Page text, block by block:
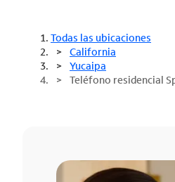
Todas las ubicaciones
California
Yucaipa
Teléfono residencial